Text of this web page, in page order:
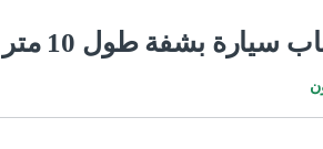
بشفة طول 10 متر